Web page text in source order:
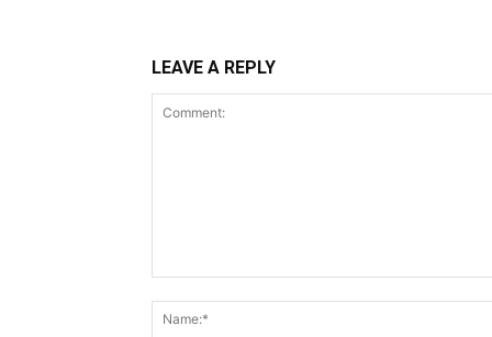
LEAVE A REPLY